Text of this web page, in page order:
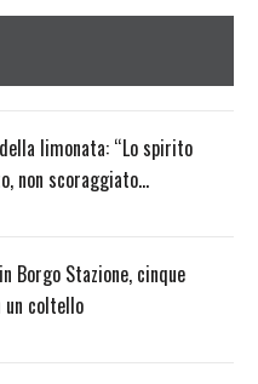
limonata: “Lo spirito
non scoraggiato…
Borgo Stazione, cinque
coltello